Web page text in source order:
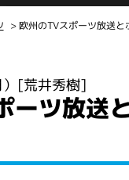
> 欧州のTVスポーツ放送と
[荒井秀樹]
ーツ放送